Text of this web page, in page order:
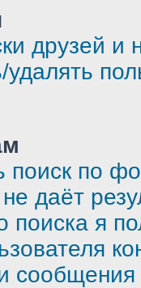
друзей и
поиск по
даёт
поиска я